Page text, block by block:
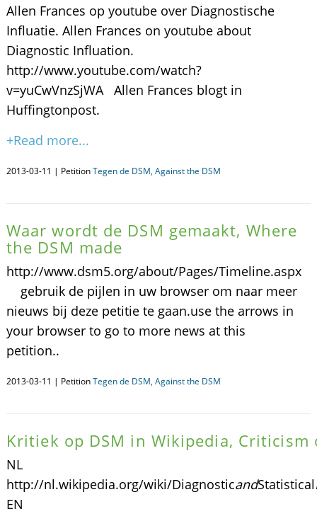
Allen Frances op youtube over Diagnostische
Influatie. Allen Frances on youtube about
Diagnostic Influation.
http://www.youtube.com/watch?
v=yuCwVnzSjWA Allen Frances blogt in
Huffingtonpost.
+Read more...
2013-03-11 | PetitionTegen de DSM, Against the DSM
Waar wordt de DSM gemaakt, Where
the DSM made
http://www.dsm5.org/about/Pages/Timeline.aspx
gebruik de pijlen in uw browser om naar meer
nieuws bij deze petitie te gaan.use the arrows in
your browser to go to more news at this
petition..
2013-03-11 | PetitionTegen de DSM, Against the DSM
Kritiek op DSM in Wikipedia, Criticism
NL
http://nl.wikipedia.org/wiki/DiagnosticandStatistical
EN